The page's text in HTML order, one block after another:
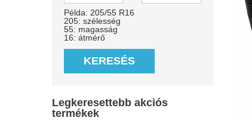
Példa: 205/55 R16
205: szélesség
55: magasság
16: átmérő
KERESÉS
Legkeresettebb akciós
termékek